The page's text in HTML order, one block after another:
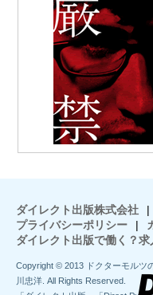
ダイレクト出版株式会社 |
プライバシーポリシー
|
ダイレクト出版で働く？
Copyright © 2013 ドクターモルツ
川忠洋. All Rights Reserved.